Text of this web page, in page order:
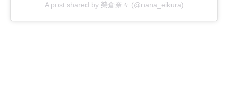
A post shared by 榮倉奈々 (@nana_eikura)